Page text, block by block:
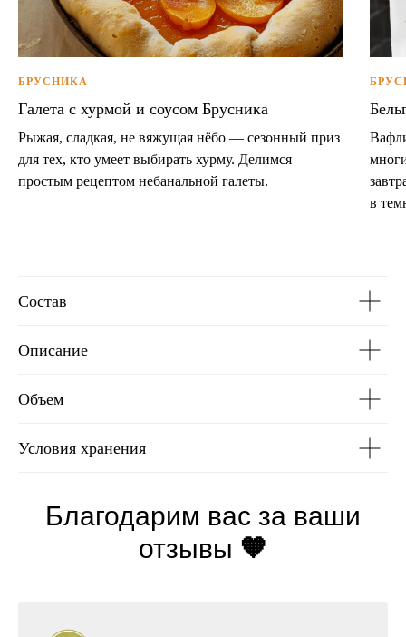
БРУСНИКА
Галета с хурмой и соусом Брусника
Рыжая, сладкая, не вяжущая нёбо — сезонный приз
для тех, кто умеет выбирать хурму. Делимся
простым рецептом небанальной галеты.
в
Состав
Описание
Объем
Условия хранения
Благодарим вас за ваши
отзывы 🧡